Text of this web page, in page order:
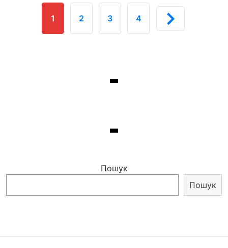
1 2 3 4
Пошук
Пошук